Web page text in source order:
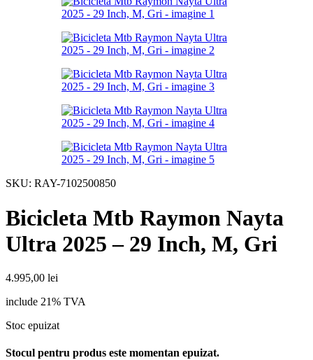
SKU: RAY-7102500850
Bicicleta Mtb Raymon Nayta
Ultra 2025 – 29 Inch, M, Gri
4.995,00 lei
include 21% TVA
Stoc epuizat
Stocul pentru produs este momentan epuizat.